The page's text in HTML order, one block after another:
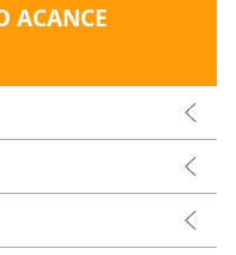
ACANCE